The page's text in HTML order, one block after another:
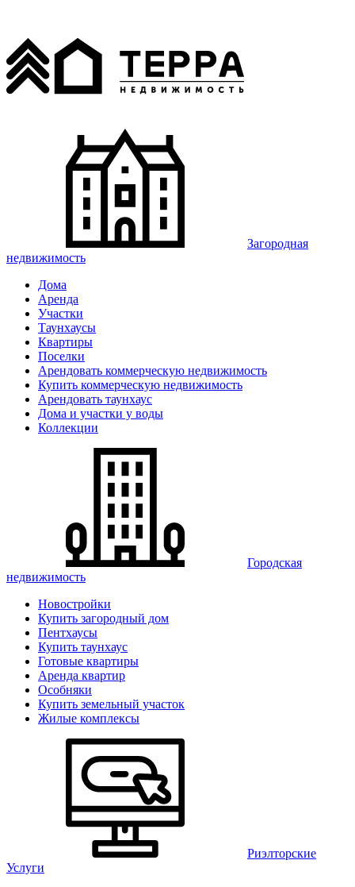
Загородная
недвижимость
Дома
Аренда
Участки
Таунхаусы
Квартиры
Поселки
Арендовать коммерческую недвижимость
Купить коммерческую недвижимость
Арендовать таунхаус
Дома и участки у воды
Коллекции
Городская
недвижимость
Новостройки
Купить загородный дом
Пентхаусы
Купить таунхаус
Готовые квартиры
Аренда квартир
Особняки
Купить земельный участок
Жилые комплексы
Риэлторские
Услуги